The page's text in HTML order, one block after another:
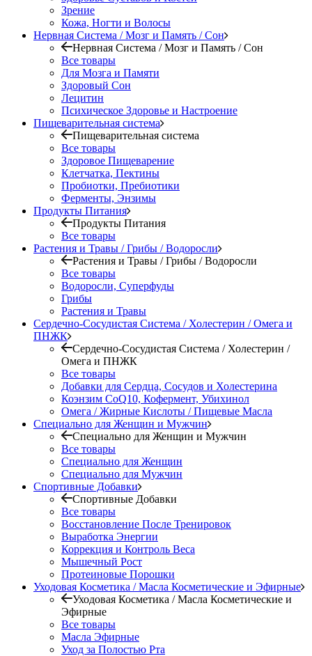
Зрение
Кожа, Ногти и Волосы
Нервная Система / Мозг и Память / Сон
Нервная Система / Мозг и Память / Сон
Все товары
Для Мозга и Памяти
Здоровый Сон
Лецитин
Психическое Здоровье и Настроение
Пищеварительная система
Пищеварительная система
Все товары
Здоровое Пищеварение
Клетчатка, Пектины
Пробиотки, Пребиотики
Ферменты, Энзимы
Продукты Питания
Продукты Питания
Все товары
Растения и Травы / Грибы / Водоросли
Растения и Травы / Грибы / Водоросли
Все товары
Водоросли, Суперфуды
Грибы
Растения и Травы
Сердечно-Сосудистая Система / Холестерин / Омега и
ПНЖК
Сердечно-Сосудистая Система / Холестерин /
Омега и ПНЖК
Все товары
Добавки для Сердца, Сосудов и Холестерина
Коэнзим CoQ10, Кофермент, Убихинол
Омега / Жирные Кислоты / Пищевые Масла
Специально для Женщин и Мужчин
Специально для Женщин и Мужчин
Все товары
Специально для Женщин
Специально для Мужчин
Спортивные Добавки
Спортивные Добавки
Все товары
Восстановление После Тренировок
Выработка Энергии
Коррекция и Контроль Веса
Мышечный Рост
Протеиновые Порошки
Уходовая Косметика / Масла Косметические и Эфирные
Уходовая Косметика / Масла Косметические и
Эфирные
Все товары
Масла Эфирные
Уход за Полостью Рта